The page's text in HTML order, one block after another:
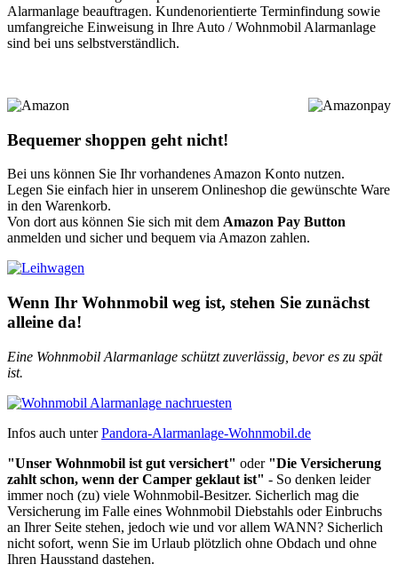
Alarmanlage beauftragen. Kundenorientierte Terminfindung sowie
umfangreiche Einweisung in Ihre Auto / Wohnmobil Alarmanlage
sind bei uns selbstverständlich.
Bequemer shoppen geht nicht!
Bei uns können Sie Ihr vorhandenes Amazon Konto nutzen.
Legen Sie einfach hier in unserem Onlineshop die gewünschte Ware
in den Warenkorb.
Von dort aus können Sie sich mit dem Amazon Pay Button
anmelden und sicher und bequem via Amazon zahlen.
Wenn Ihr Wohnmobil weg ist, stehen Sie zunächst
alleine da!
Eine Wohnmobil Alarmanlage schützt zuverlässig, bevor es zu spät
ist.
Infos auch unterPandora-Alarmanlage-Wohnmobil.de
"Unser Wohnmobil ist gut versichert" oder "Die Versicherung
zahlt schon, wenn der Camper geklaut ist" - So denken leider
immer noch (zu) viele Wohnmobil-Besitzer. Sicherlich mag die
Versicherung im Falle eines Wohnmobil Diebstahls oder Einbruchs
an Ihrer Seite stehen, jedoch wie und vor allem WANN? Sicherlich
nicht sofort, wenn Sie im Urlaub plötzlich ohne Obdach und ohne
Ihren Hausstand dastehen.